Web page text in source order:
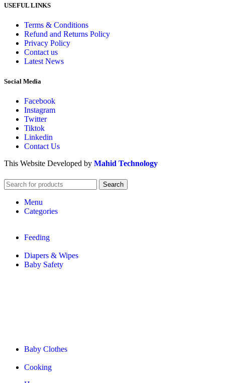
USEFUL LINKS
Terms & Conditions
Refund and Returns Policy
Privacy Policy
Contact us
Latest News
Social Media
Facebook
Instagram
Twitter
Tiktok
Linkedin
Contact Us
This Website Developed by Mahid Technology
Search
Menu
Categories
Feeding
Diapers & Wipes
Baby Safety
Baby Clothes
Cooking